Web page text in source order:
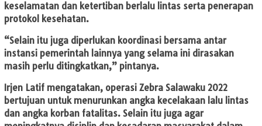
keselamatan dan ketertiban berlalu lintas serta penerapan
protokol kesehatan.
“Selain itu juga diperlukan koordinasi bersama antar
instansi pemerintah lainnya yang selama ini dirasakan
masih perlu ditingkatkan,” pintanya.
Irjen Latif mengatakan, operasi Zebra Salawaku 2022
bertujuan untuk menurunkan angka kecelakaan lalu lintas
dan angka korban fatalitas. Selain itu juga agar